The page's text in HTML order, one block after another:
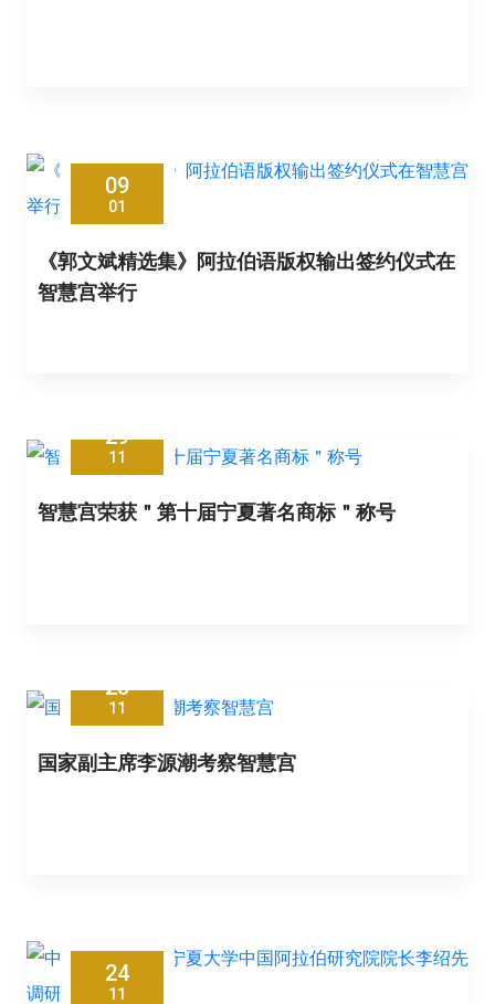
09
01
《郭文斌精选集》阿拉伯语版权输出签约仪式在
智慧宫举行
29
11
智慧宫荣获＂第十届宁夏著名商标＂称号
25
11
国家副主席李源潮考察智慧宫
24
11